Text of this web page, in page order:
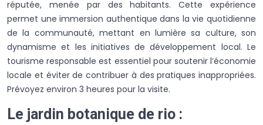
réputée, menée par des habitants. Cette expérience
permet une immersion authentique dans la vie quotidienne
de la communauté, mettant en lumière sa culture, son
dynamisme et les initiatives de développement local. Le
tourisme responsable est essentiel pour soutenir l’économie
locale et éviter de contribuer à des pratiques inappropriées.
Prévoyez environ 3 heures pour la visite.
Le jardin botanique de rio :